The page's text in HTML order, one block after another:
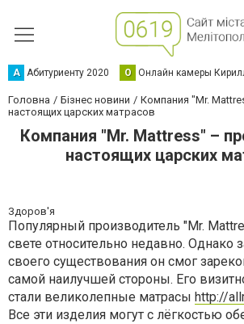
А Абитуриенту 2020 О Онлайн камеры
Головна Бізнес новини
Компания "Mr.
настоящих царских матрасов
Компания "Mr. Mattress" –
настоящих царских
Здоров'я
Популярный производитель "Mr.
свете относительно недавно. Однако
своего существования он смог
самой наилучшей стороны. Его
стали великолепные матрасы http://
Все эти изделия могут с лёгкостью